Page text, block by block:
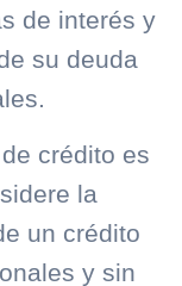
de interés y
su deuda
crédito es
la
un crédito
y sin